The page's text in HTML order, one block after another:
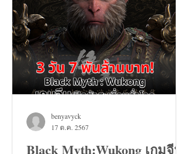
Black Myth:Wukong เกมจีน
benyavyck
17 ต.ค. 2567